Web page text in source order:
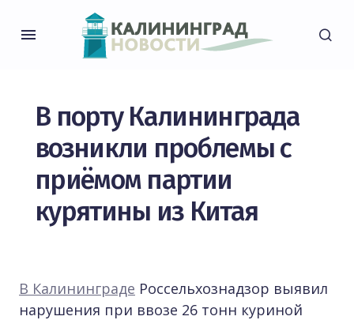
В порту Калининграда
возникли проблемы с
приёмом партии
курятины из Китая
В Калининграде Россельхознадзор выявил
нарушения при ввозе 26 тонн куриной